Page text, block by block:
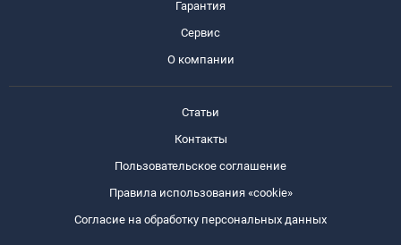
Гарантия
Сервис
О компании
Статьи
Контакты
Пользовательское соглашение
Правила использования «cookie»
Согласие на обработку персональных данных